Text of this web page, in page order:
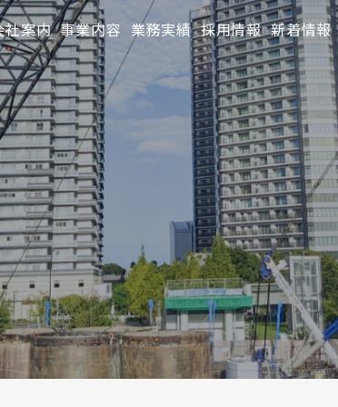
社案内 事業内容 業務実績 採用情報 新着情報